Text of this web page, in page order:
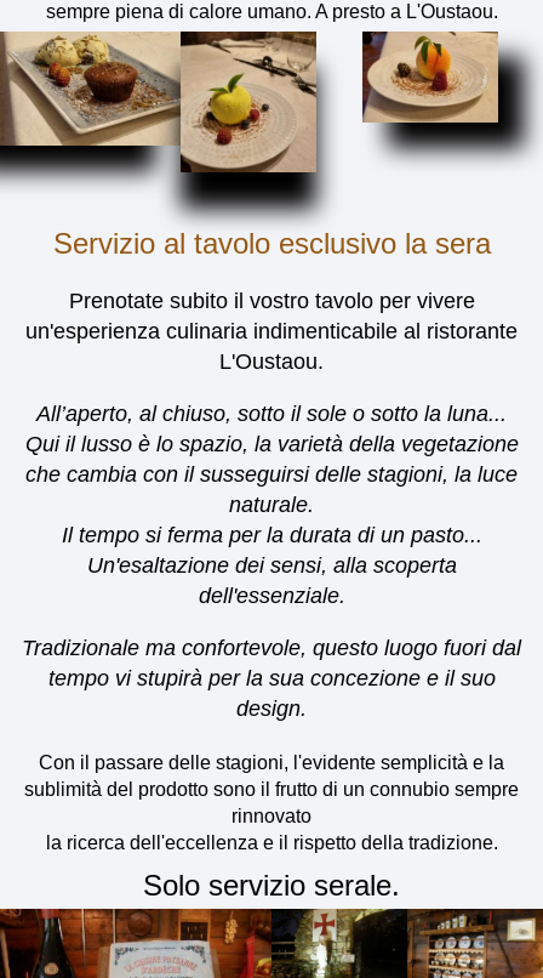
sempre piena di calore umano. A presto a L'Oustaou.
Servizio al tavolo esclusivo la sera
Prenotate subito il vostro tavolo per vivere
un'esperienza culinaria indimenticabile al ristorante
L'Oustaou.
All’aperto, al chiuso, sotto il sole o sotto la luna...
Qui il lusso è lo spazio, la varietà della vegetazione
che cambia con il susseguirsi delle stagioni, la luce
naturale.
Il tempo si ferma per la durata di un pasto...
Un'esaltazione dei sensi, alla scoperta
dell'essenziale.
Tradizionale ma confortevole, questo luogo fuori dal
tempo vi stupirà per la sua concezione e il suo
design.
Con il passare delle stagioni, l'evidente semplicità e la
sublimità del prodotto sono il frutto di un connubio sempre
rinnovato
la ricerca dell'eccellenza e il rispetto della tradizione.
Solo servizio serale.